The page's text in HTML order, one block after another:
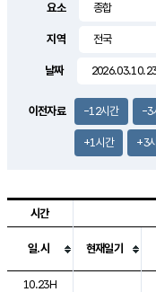
요소
지역
날짜
이전자료 -12시간 -3
+1시간 +3
도시별 기상실황표로 지
시간
일.시 현재일기
10.23H